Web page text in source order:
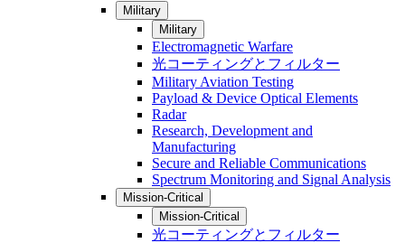
Military
Military
Electromagnetic Warfare
光コーティングとフィルター
Military Aviation Testing
Payload & Device Optical Elements
Radar
Research, Development and
Manufacturing
Secure and Reliable Communications
Spectrum Monitoring and Signal Analysis
Mission-Critical
Mission-Critical
光コーティングとフィルター